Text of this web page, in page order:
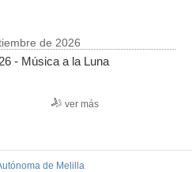
de 2026
- Música a la Luna
ver más
de Melilla